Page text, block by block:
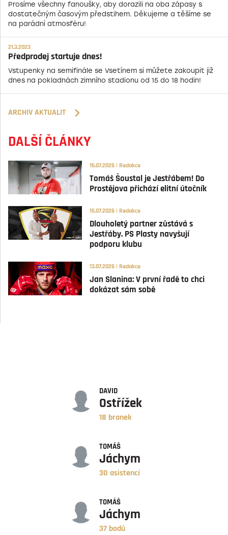
Prosíme všechny fanoušky, aby dorazili na oba zápasy s
dostatečným časovým předstihem. Děkujeme a těšíme se
na parádní atmosféru!
21.3.2023
Předprodej startuje dnes!
Vstupenky na semifinále se Vsetínem si můžete zakoupit již
dnes na pokladnách zimního stadionu od 15 do 18 hodin!
ARCHIV AKTUALIT
DALŠÍ ČLÁNKY
16.07.2026 | Redakce
Tomáš Šoustal je Jestřábem! Do
Prostějova přichází elitní útočník
15.07.2026 | Redakce
Dlouholetý partner zůstává s
Jestřáby. PS Plasty navyšují
podporu klubu
13.07.2026 | Redakce
Jan Slanina: V první řadě to chci
dokázat sám sobě
DAVID
Ostřížek
18 branek
TOMÁŠ
Jáchym
30 asistencí
TOMÁŠ
Jáchym
37 bodů